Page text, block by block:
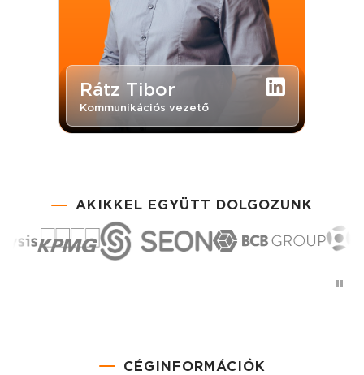
Rátz Tibor
Kommunikációs vezető
AKIKKEL EGYÜTT DOLGOZUNK
CÉGINFORMÁCIÓK